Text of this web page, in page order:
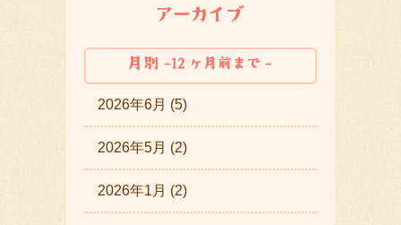
2026年6月 (5)
2026年5月 (2)
2026年1月 (2)